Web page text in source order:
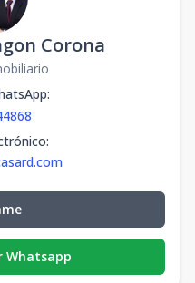
Corona
:
:
Whatsapp